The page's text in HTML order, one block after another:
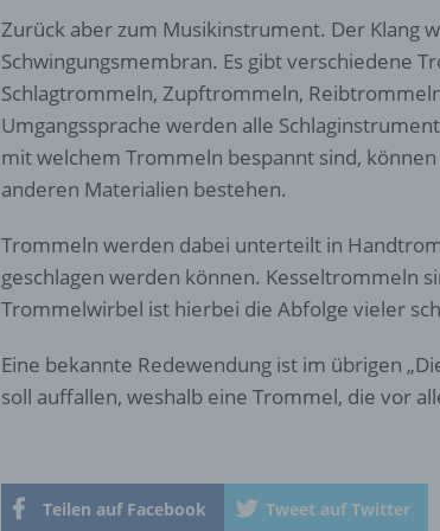
Zurück aber zum Musikinstrument. Der Klang
Schwingungsmembran. Es gibt verschiedene
Schlagtrommeln, Zupftrommeln,
Umgangssprache werden alle
mit welchem Trommeln bespannt sind,
anderen Materialien bestehen.
Trommeln werden dabei unterteilt in
geschlagen werden können. Kesseltrommeln
Trommelwirbel ist hierbei die Abfolge vieler
Eine bekannte Redewendung ist im übrigen
soll auffallen, weshalb eine Trommel, die vor
Teilen auf Facebook Tweet auf Twitter
„betroffene Person") beziehen. Als
Person angesehen, die direkt oder indirekt,
Zuordnung zu einer Kennung wie einem
Kennnummer, zu Standortdaten, zu einer
einem oder mehreren besonderen Merkmalen,
physischen, physiologischen, genetischen,
wirtschaftlichen, kulturellen oder sozialen
Person sind, identifiziert werden kann.
b) betroffene Person
Betroffene Person ist jede identifizierte oder
Verarbeitung Verantwortlichen verarbeitet
Verarbeitung ist jeder mit oder ohne Hilfe